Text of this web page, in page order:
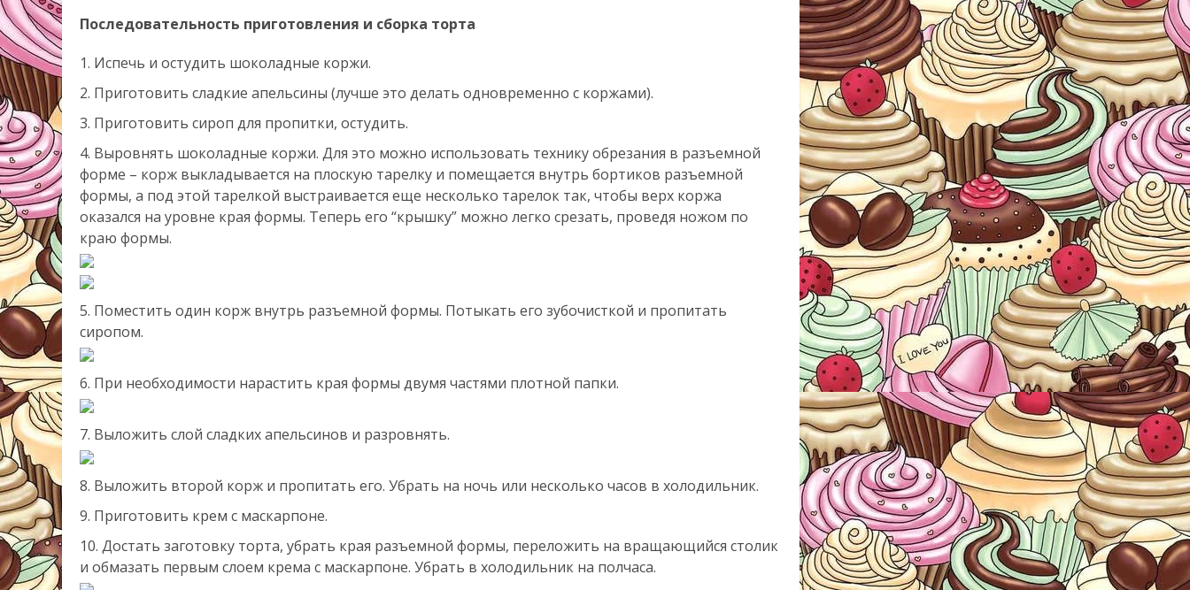
Последовательность приготовления и сборка торта
Испечь и остудить шоколадные коржи.
Приготовить сладкие апельсины (лучше это делать одновременно с коржами).
Приготовить сироп для пропитки, остудить.
Выровнять шоколадные коржи. Для это можно использовать технику обрезания в разъемной
форме – корж выкладывается на плоскую тарелку и помещается внутрь бортиков разъемной
формы, а под этой тарелкой выстраивается еще несколько тарелок так, чтобы верх коржа
оказался на уровне края формы. Теперь его “крышку” можно легко срезать, проведя ножом по
краю формы.
Поместить один корж внутрь разъемной формы. Потыкать его зубочисткой и пропитать
сиропом.
При необходимости нарастить края формы двумя частями плотной папки.
Выложить слой сладких апельсинов и разровнять.
Выложить второй корж и пропитать его. Убрать на ночь или несколько часов в холодильник.
Приготовить крем с маскарпоне.
Достать заготовку торта, убрать края разъемной формы, переложить на вращающийся столик
и обмазать первым слоем крема с маскарпоне. Убрать в холодильник на полчаса.